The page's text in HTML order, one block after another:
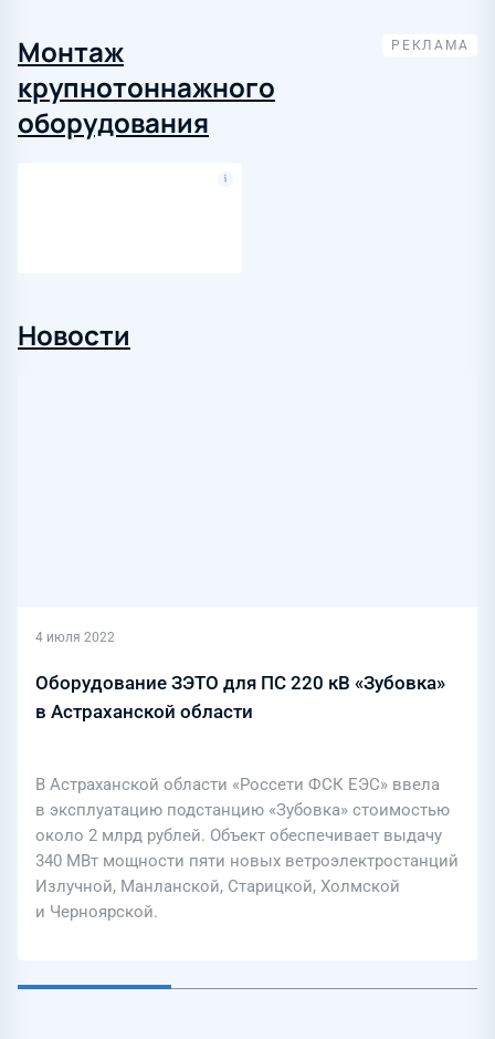
Монтаж
крупнотоннажного
оборудования
Новости
4 июля 2022
Оборудование ЗЭТО для ПС 220 кВ «Зубовка»
в Астраханской области
В Астраханской области «Россети ФСК ЕЭС» ввела
в эксплуатацию подстанцию «Зубовка» стоимостью
около 2 млрд рублей. Объект обеспечивает выдачу
340 МВт мощности пяти новых ветроэлектростанций
Излучной, Манланской, Старицкой, Холмской
и Черноярской.